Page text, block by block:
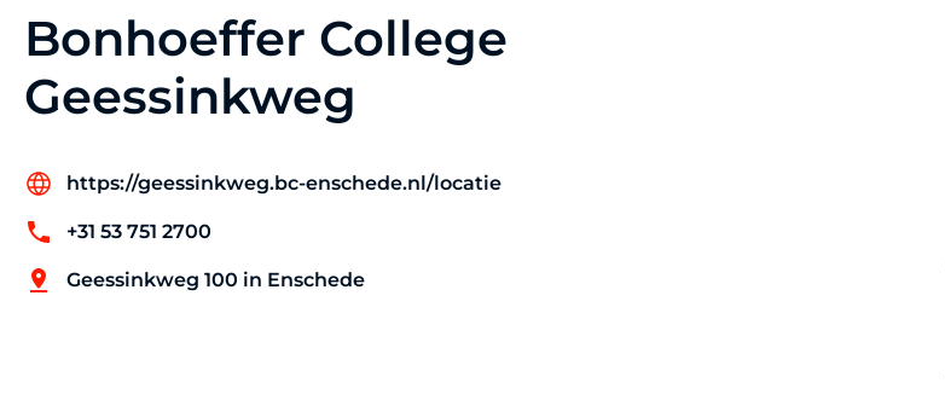
Bonhoeffer College
Geessinkweg
https://geessinkweg.bc-enschede.nl/locatie
+31 53 751 2700
Geessinkweg 100 in Enschede